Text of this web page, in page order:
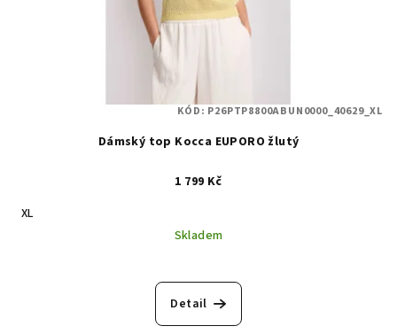
Dámský top Kocca EUPORO žlutý
1 799 Kč
XL
Skladem
Detail
KÓD: P26PTP8800ABUN0000_40629_XL